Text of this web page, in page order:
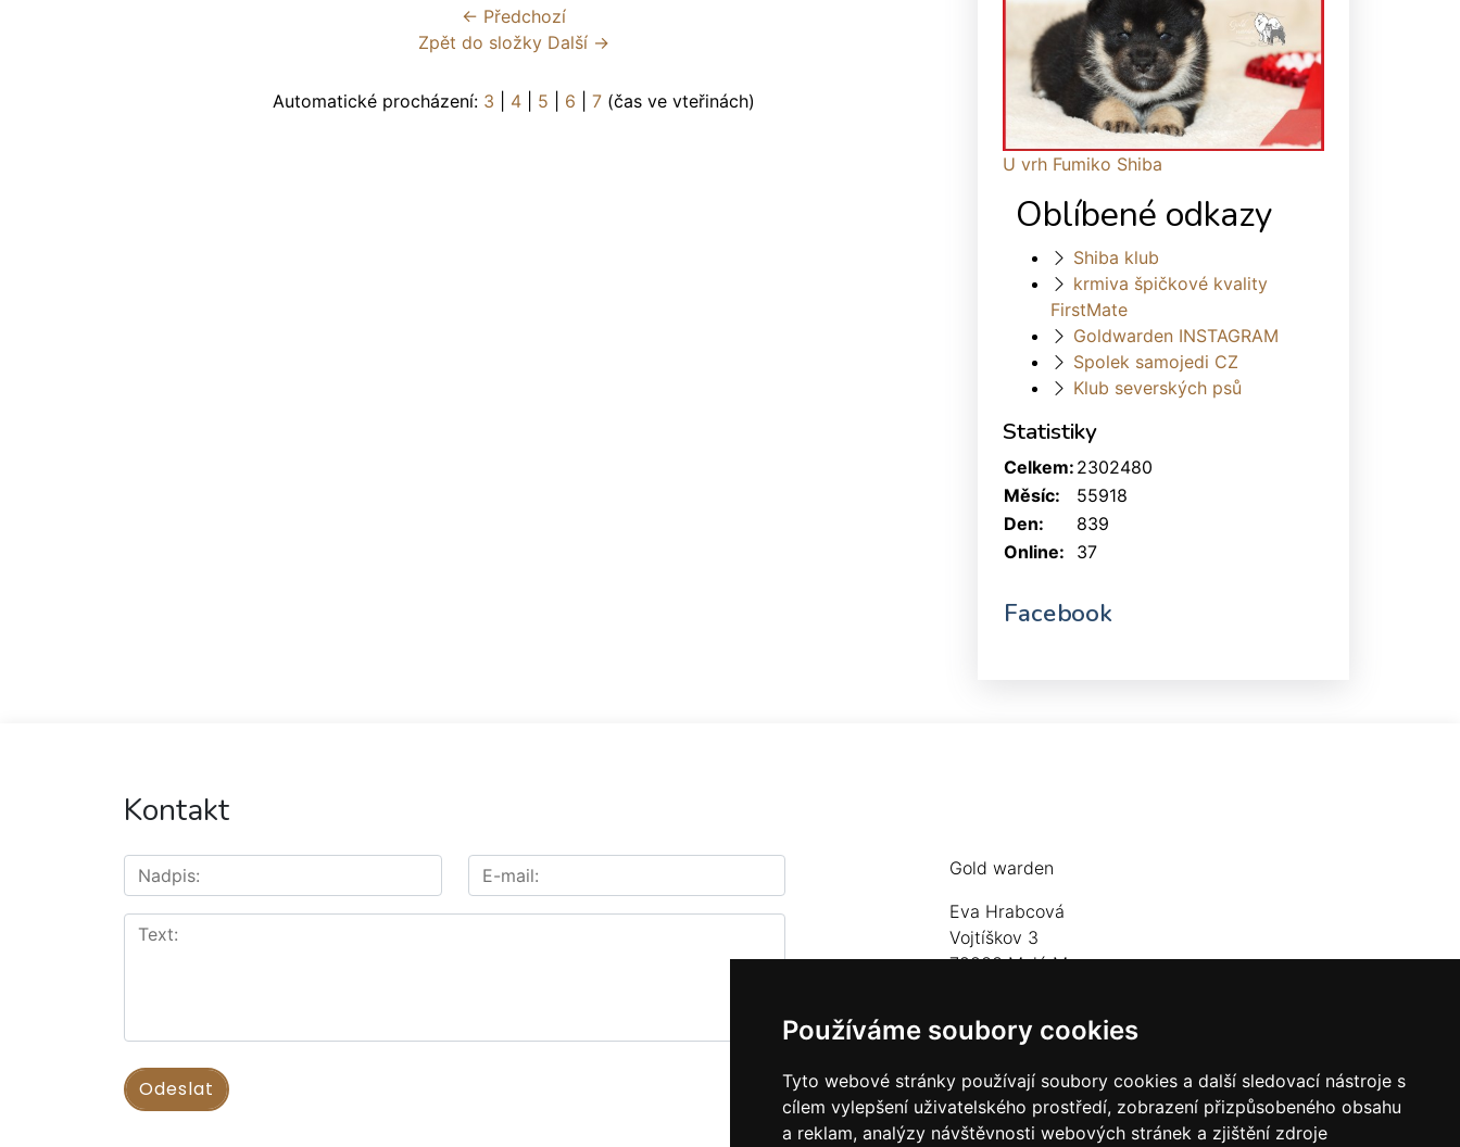
Používáme soubory cookies
Tyto webové stránky používají soubory cookies a další sledovací nástroje s
cílem vylepšení uživatelského prostředí, zobrazení přizpůsobeného obsahu
a reklam, analýzy návštěvnosti webových stránek a zjištění zdroje
← Předchozí
Zpět do složky Další →
Automatické procházení: 3 4| 5 6 7(čas ve vteřinách)
U vrh Fumiko Shiba
Oblíbené odkazy
Shiba klub
krmiva špičkové kvality
FirstMate
Goldwarden INSTAGRAM
Spolek samojedi CZ
Klub severských psů
Statistiky
Online: 37
Celkem: 2302480
Měsíc:
55918
Den:
839
Facebook
Kontakt
Gold warden
Eva Hrabcová
Vojtíškov 3
78833 Malá Morava
goldwarden@gmail.com